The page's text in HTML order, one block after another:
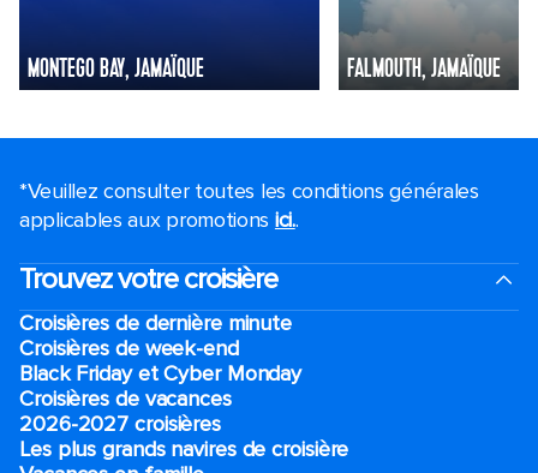
MONTEGO BAY, JAMAÏQUE FALMOUTH, JAMAÏQUE
*Veuillez consulter toutes les conditions générales
applicables aux promotions ici..
Trouvez votre croisière
Croisières de dernière minute
Croisières de week-end
Black Friday et Cyber Monday
Croisières de vacances
2026-2027 croisières
Les plus grands navires de croisière